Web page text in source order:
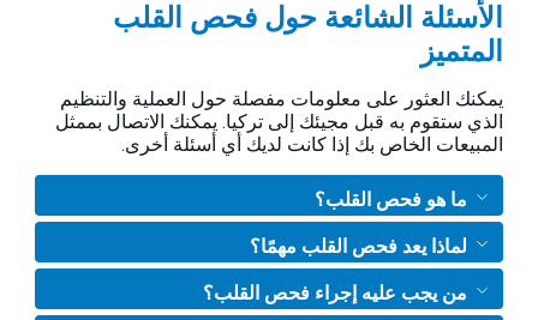
الأسئلة الشائعة حول فحص القلب
المتميز
يمكنك العثور على معلومات مفصلة حول العملية والتنظيم
الذي ستقوم به قبل مجيئك إلى تركيا. يمكنك الاتصال بممثل
المبيعات الخاص بك إذا كانت لديك أي أسئلة أخرى.
ما هو فحص القلب؟
لماذا يعد فحص القلب مهمًا؟
من يجب عليه إجراء فحص القلب؟